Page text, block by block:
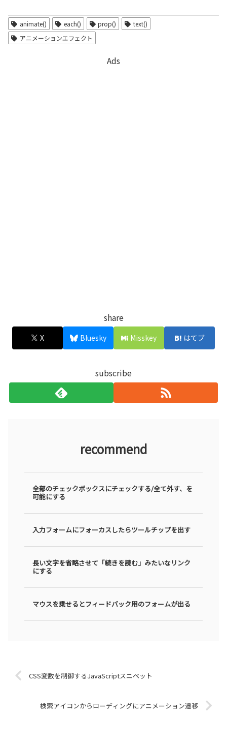
animate() each() prop()
text()
アニメーションエフェクト
Ads
share
X Bluesky Misskey はてブ
subscribe
recommend
全部のチェックボックスにチェックする/全て外す、を
可能にする
入力フォームにフォーカスしたらツールチップを出す
長い文字を省略させて「続きを読む」みたいなリンク
にする
マウスを乗せるとフィードバック用のフォームが出る
CSS変数を制御するJavaScriptスニペット
検索アイコンからローディングにアニメーション遷移